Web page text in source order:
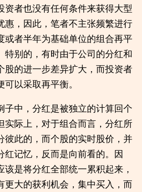
资者也没有任何条件来获得大型
惠，因此，笔者不主张频繁进行
或者半年为基础单位的组合再平
特别的，有时由于公司的分红和
股的进一步差异扩大，而投资者
以采取再平衡。
子中，分红是被独立的计算回个
实际上，对于组合而言，分红所
彼此的，而个股的实时股价，并
红记忆，反而是向前看的。因
该是将分红全部统一累积起来，
更大的获利机会，集中买入，而